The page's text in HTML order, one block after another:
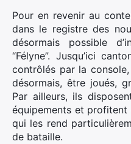
Pour en revenir au
dans le registre des
désormais possible
“Félyne”. Jusqu’ici
contrôlés par la
désormais, être joués,
Par ailleurs, ils
équipements et profitent
qui les rend
de bataille.